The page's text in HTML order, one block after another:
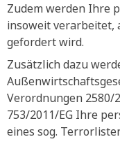
Zudem werden Ihre
insoweit verarbeitet,
gefordert wird.
Zusätzlich dazu
Verordnungen 2580/
753/2011/EG Ihre
eines sog.